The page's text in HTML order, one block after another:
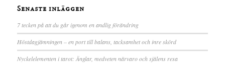
Senaste inläggen
7 tecken på att du går igenom en andlig förändring
Höstdagjämningen – en port till balans, tacksamhet och inre skörd
Nyckelelementen i tarot: Änglar, medveten närvaro och själens resa